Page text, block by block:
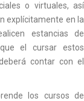
o virtuales, así
explícitamente en la
estancias de
el cursar estos
contar con el
los cursos de